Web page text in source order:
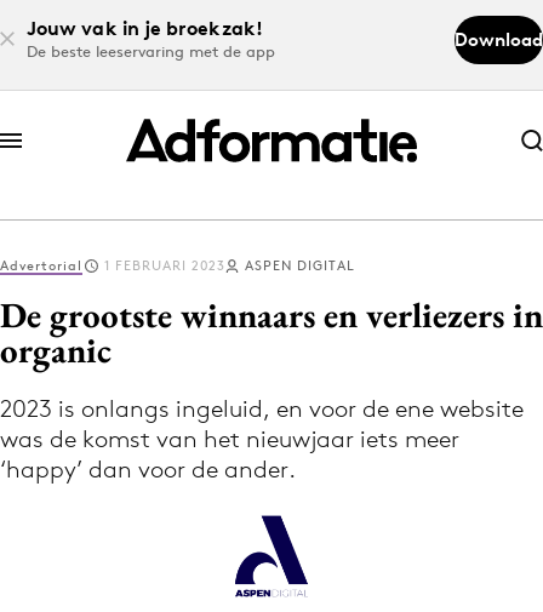
Jouw vak in je broekzak!
De beste leeservaring met de app
Download
Abonneer nu
Abonneer nu
Log in
Volg het laatste nieuws via de Adformatie
Nieuws app
Advertorial 1 FEBRUARI 2023 ASPEN DIGITAL
De grootste winnaars en verliezers in
organic
2023 is onlangs ingeluid, en voor de ene website
was de komst van het nieuwjaar iets meer
‘happy’ dan voor de ander.